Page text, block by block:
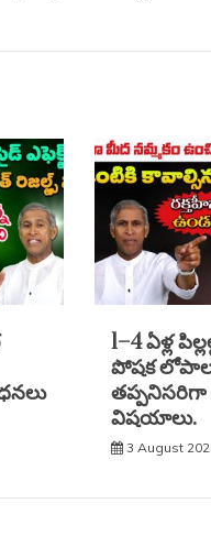
1–4 ఏళ్ల
పోషక
తప్పనిసరిగా
విషయాలు.
3 August